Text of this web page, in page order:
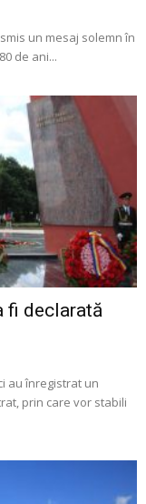
un mesaj solemn în
de ani...
fi declarată
au înregistrat un
prin care vor stabili